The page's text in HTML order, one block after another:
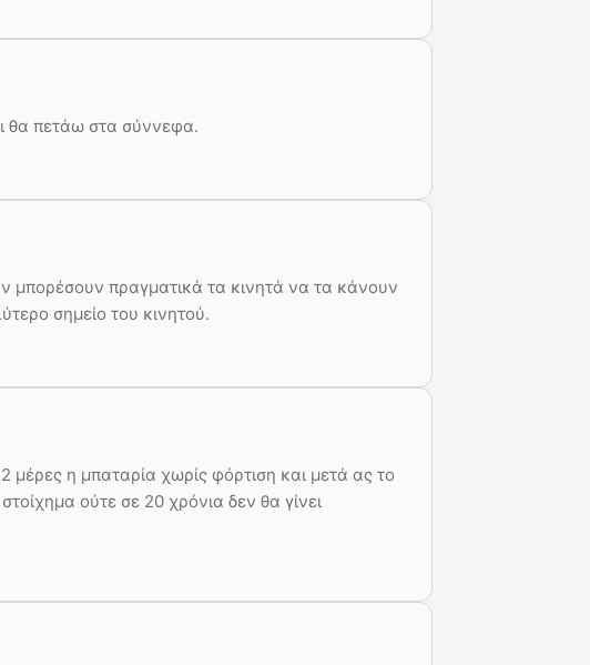
θα πετάω στα σύννεφα.
μπορέσουν πραγματικά τα κινητά να τα κάνουν
σημείο του κινητού.
η μπαταρία χωρίς φόρτιση και μετά ας το
ούτε σε 20 χρόνια δεν θα γίνει